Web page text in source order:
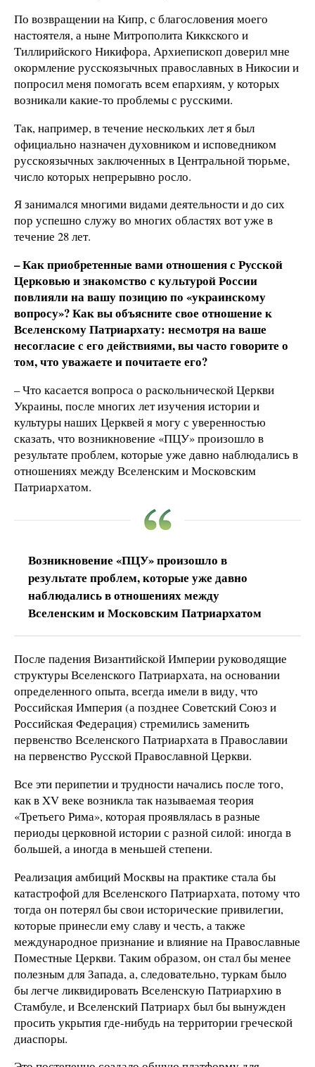
По возвращении на Кипр, с благословения моего
настоятеля, а ныне Митрополита Киккского и
Тиллирийского Никифора, Архиепископ доверил мне
окормление русскоязычных православных в Никосии и
попросил меня помогать всем епархиям, у которых
возникали какие-то проблемы с русскими.
Так, например, в течение нескольких лет я был
официально назначен духовником и исповедником
русскоязычных заключенных в Центральной тюрьме,
число которых непрерывно росло.
Я занимался многими видами деятельности и до сих
пор успешно служу во многих областях вот уже в
течение 28 лет.
– Как приобретенные вами отношения с Русской
Церковью и знакомство с культурой России
повлияли на вашу позицию по «украинскому
вопросу»? Как вы объясните свое отношение к
Вселенскому Патриархату: несмотря на ваше
несогласие с его действиями, вы часто говорите о
том, что уважаете и почитаете его?
– Что касается вопроса о раскольнической Церкви
Украины, после многих лет изучения истории и
культуры наших Церквей я могу с уверенностью
сказать, что возникновение «ПЦУ» произошло в
результате проблем, которые уже давно наблюдались в
отношениях между Вселенским и Московским
Патриархатом.
Возникновение «ПЦУ» произошло в
результате проблем, которые уже давно
наблюдались в отношениях между
Вселенским и Московским Патриархатом
После падения Византийской Империи руководящие
структуры Вселенского Патриархата, на основании
определенного опыта, всегда имели в виду, что
Российская Империя (а позднее Советский Союз и
Российская Федерация) стремились заменить
первенство Вселенского Патриархата в Православии
на первенство Русской Православной Церкви.
Все эти перипетии и трудности начались после того,
как в XV веке возникла так называемая теория
«Третьего Рима», которая проявлялась в разные
периоды церковной истории с разной силой: иногда в
большей, а иногда в меньшей степени.
Реализация амбиций Москвы на практике стала бы
катастрофой для Вселенского Патриархата, потому что
тогда он потерял бы свои исторические привилегии,
которые принесли ему славу и честь, а также
международное признание и влияние на Православные
Поместные Церкви. Таким образом, он стал бы менее
полезным для Запада, а, следовательно, туркам было
бы легче ликвидировать Вселенскую Патриархию в
Стамбуле, и Вселенский Патриарх был бы вынужден
просить укрытия где-нибудь на территории греческой
диаспоры.